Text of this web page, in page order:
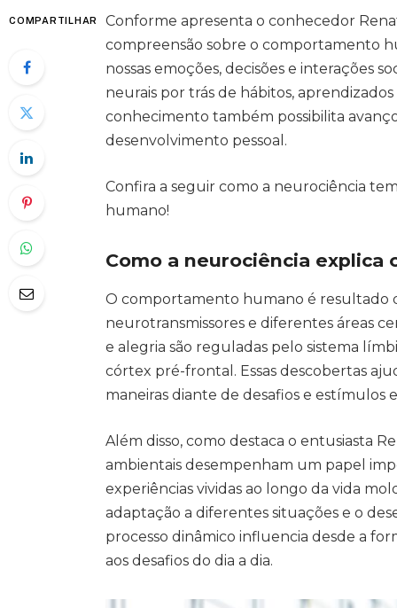
COMPARTILHAR
Conforme apresenta o conhecedor
compreensão sobre o comportamento
nossas emoções, decisões e interações
neurais por trás de hábitos,
conhecimento também possibilita
desenvolvimento pessoal.
Confira a seguir como a neurociência
humano!
Como a neurociência explica
O comportamento humano é resultado
neurotransmissores e diferentes áreas
e alegria são reguladas pelo sistema
córtex pré-frontal. Essas descobertas
maneiras diante de desafios e estímulos
Além disso, como destaca o entusiasta
ambientais desempenham um papel
experiências vividas ao longo da vida
adaptação a diferentes situações e o
processo dinâmico influencia desde a
aos desafios do dia a dia.